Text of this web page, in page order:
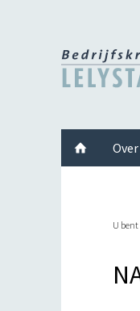
Twitter Instagram
U